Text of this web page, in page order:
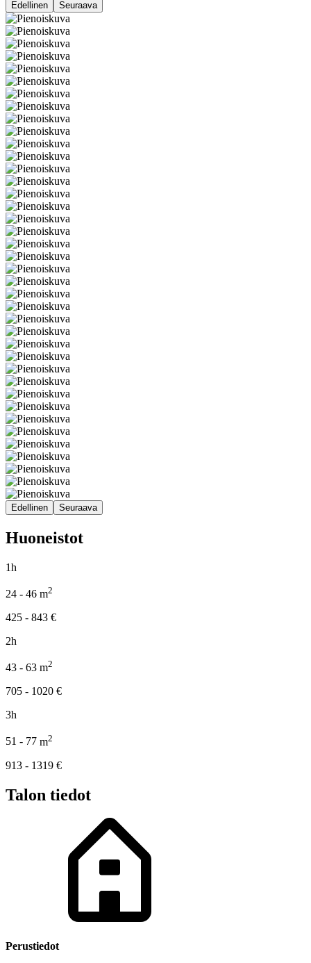
Edellinen Seuraava
Edellinen Seuraava
Huoneistot
1h
24 - 46 m2
425 - 843 €
2h
43 - 63 m2
705 - 1020 €
3h
51 - 77 m2
913 - 1319 €
Talon tiedot
Perustiedot